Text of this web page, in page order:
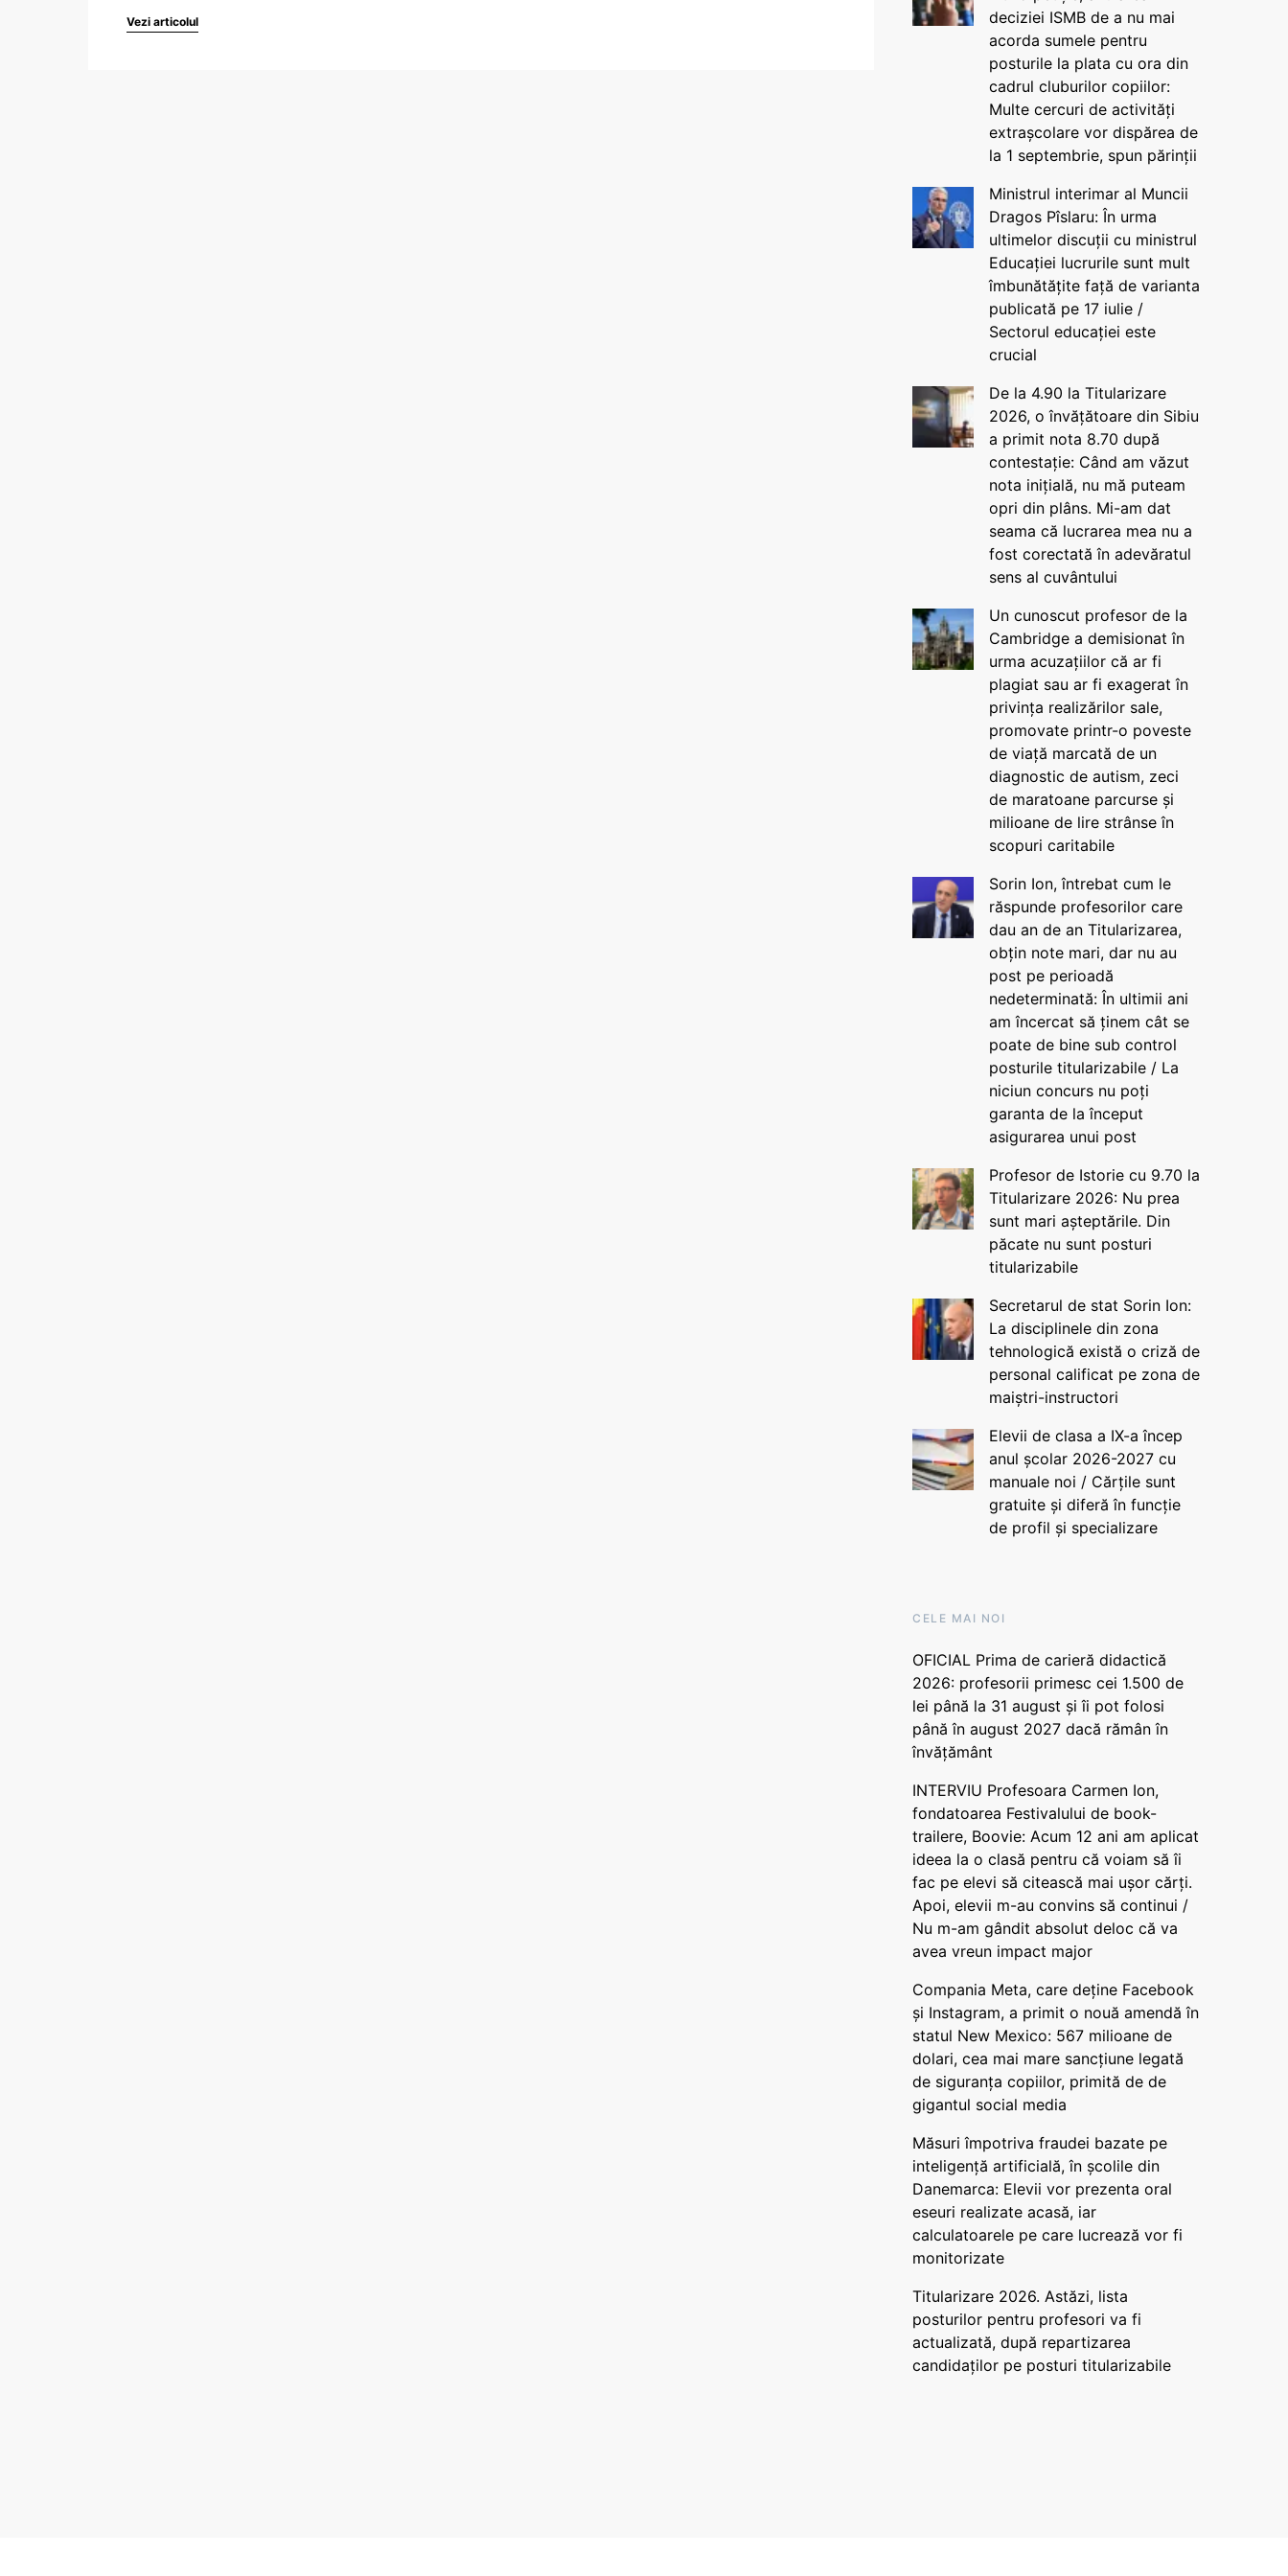
Vezi articolul
deciziei ISMB de a nu mai
acorda sumele pentru
posturile la plata cu ora din
cadrul cluburilor copiilor:
Multe cercuri de activități
extrașcolare vor dispărea de
la 1 septembrie, spun părinții
Ministrul interimar al Muncii
Dragos Pîslaru: În urma
ultimelor discuții cu ministrul
Educației lucrurile sunt mult
îmbunătățite față de varianta
publicată pe 17 iulie /
Sectorul educației este
crucial
De la 4.90 la Titularizare
2026, o învățătoare din Sibiu
a primit nota 8.70 după
contestație: Când am văzut
nota inițială, nu mă puteam
opri din plâns. Mi-am dat
seama că lucrarea mea nu a
fost corectată în adevăratul
sens al cuvântului
Un cunoscut profesor de la
Cambridge a demisionat în
urma acuzațiilor că ar fi
plagiat sau ar fi exagerat în
privința realizărilor sale,
promovate printr-o poveste
de viață marcată de un
diagnostic de autism, zeci
de maratoane parcurse și
milioane de lire strânse în
scopuri caritabile
Sorin Ion, întrebat cum le
răspunde profesorilor care
dau an de an Titularizarea,
obțin note mari, dar nu au
post pe perioadă
nedeterminată: În ultimii ani
am încercat să ținem cât se
poate de bine sub control
posturile titularizabile / La
niciun concurs nu poți
garanta de la început
asigurarea unui post
Profesor de Istorie cu 9.70 la
Titularizare 2026: Nu prea
sunt mari așteptările. Din
păcate nu sunt posturi
titularizabile
Secretarul de stat Sorin Ion:
La disciplinele din zona
tehnologică există o criză de
personal calificat pe zona de
maiștri-instructori
Elevii de clasa a IX-a încep
anul școlar 2026-2027 cu
manuale noi / Cărțile sunt
gratuite și diferă în funcție
de profil și specializare
CELE MAI NOI
OFICIAL Prima de carieră didactică
2026: profesorii primesc cei 1.500 de
lei până la 31 august și îi pot folosi
până în august 2027 dacă rămân în
învățământ
INTERVIU Profesoara Carmen Ion,
fondatoarea Festivalului de book-
trailere, Boovie: Acum 12 ani am aplicat
ideea la o clasă pentru că voiam să îi
fac pe elevi să citească mai ușor cărți.
Apoi, elevii m-au convins să continui /
Nu m-am gândit absolut deloc că va
avea vreun impact major
Compania Meta, care deține Facebook
și Instagram, a primit o nouă amendă în
statul New Mexico: 567 milioane de
dolari, cea mai mare sancțiune legată
de siguranța copiilor, primită de de
gigantul social media
Măsuri împotriva fraudei bazate pe
inteligență artificială, în școlile din
Danemarca: Elevii vor prezenta oral
eseuri realizate acasă, iar
calculatoarele pe care lucrează vor fi
monitorizate
Titularizare 2026. Astăzi, lista
posturilor pentru profesori va fi
actualizată, după repartizarea
candidaților pe posturi titularizabile